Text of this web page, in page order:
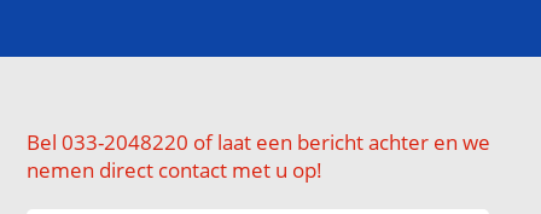
Bel 033-2048220 of laat een bericht achter en we
nemen direct contact met u op!